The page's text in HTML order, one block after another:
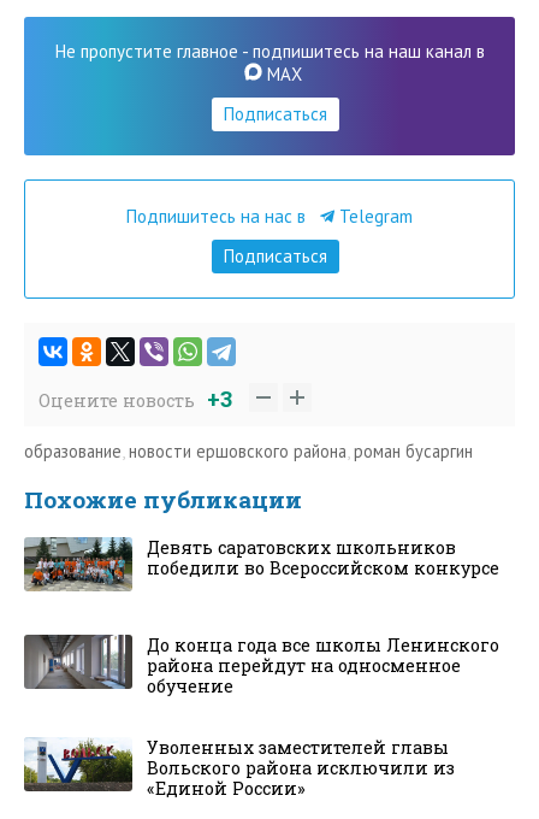
Не пропустите главное - подпишитесь на наш канал в
MAX
Подписаться
Подпишитесь на нас в
Telegram
Подписаться
Оцените новость +3
образование,новости ершовского района,роман бусаргин
Похожие публикации
Девять саратовских школьников
победили во Всероссийском конкурсе
До конца года все школы Ленинского
района перейдут на односменное
обучение
Уволенных заместителей главы
Вольского района исключили из
«Единой России»